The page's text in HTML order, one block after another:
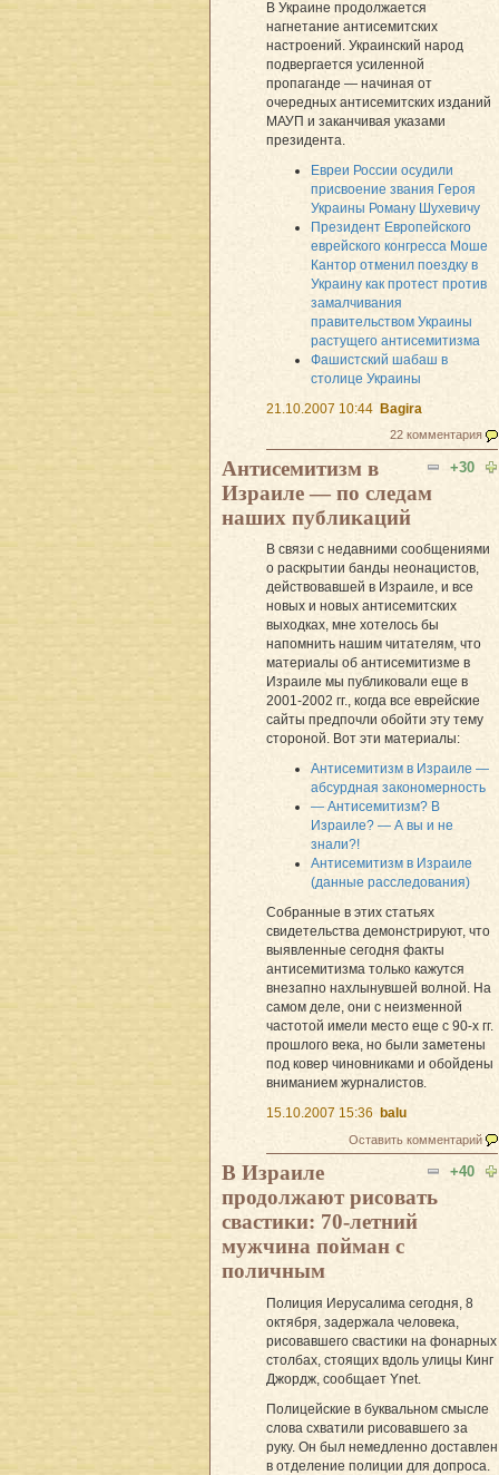
В Украине продолжается
нагнетание антисемитских
настроений. Украинский народ
подвергается усиленной
пропаганде — начиная от
очередных антисемитских изданий
МАУП и заканчивая указами
президента.
Евреи России осудили
присвоение звания Героя
Украины Роману Шухевичу
Президент Европейского
еврейского конгресса Моше
Кантор отменил поездку в
Украину как протест против
замалчивания
правительством Украины
растущего антисемитизма
Фашистский шабаш в
столице Украины
21.10.2007 10:44 Bagira
22 комментария
+30
Антисемитизм в
Израиле — по следам
наших публикаций
В связи с недавними сообщениями
о раскрытии банды неонацистов,
действовавшей в Израиле, и все
новых и новых антисемитских
выходках, мне хотелось бы
напомнить нашим читателям, что
материалы об антисемитизме в
Израиле мы публиковали еще в
2001-2002 гг., когда все еврейские
сайты предпочли обойти эту тему
стороной. Вот эти материалы:
Антисемитизм в Израиле —
абсурдная закономерность
— Антисемитизм? В
Израиле? — А вы и не
знали?!
Антисемитизм в Израиле
(данные расследования)
Собранные в этих статьях
свидетельства демонстрируют, что
выявленные сегодня факты
антисемитизма только кажутся
внезапно нахлынувшей волной. На
самом деле, они с неизменной
частотой имели место еще с 90-х гг.
прошлого века, но были заметены
под ковер чиновниками и обойдены
вниманием журналистов.
15.10.2007 15:36
balu
Оставить комментарий
+40
В Израиле
продолжают рисовать
свастики: 70-летний
мужчина пойман с
поличным
Полиция Иерусалима сегодня, 8
октября, задержала человека,
рисовавшего свастики на фонарных
столбах, стоящих вдоль улицы Кинг
Джордж, сообщает Ynet.
Полицейские в буквальном смысле
слова схватили рисовавшего за
руку. Он был немедленно доставлен
в отделение полиции для допроса.